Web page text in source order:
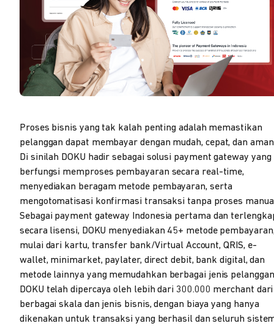
Proses bisnis yang tak kalah penting adalah memastikan
pelanggan dapat membayar dengan mudah, cepat, dan
Di sinilah DOKU hadir sebagai solusi payment gateway yang
berfungsi memproses pembayaran secara real-time,
menyediakan beragam metode pembayaran, serta
mengotomatisasi konfirmasi transaksi tanpa proses
Sebagai payment gateway Indonesia pertama dan
secara lisensi, DOKU menyediakan 45+ metode
mulai dari kartu, transfer bank/Virtual Account, QRIS, e-
wallet, minimarket, paylater, direct debit, bank digital, dan
metode lainnya yang memudahkan berbagai jenis
DOKU telah dipercaya oleh lebih dari 300.000 merchant dari
berbagai skala dan jenis bisnis, dengan biaya yang hanya
dikenakan untuk transaksi yang berhasil dan seluruh